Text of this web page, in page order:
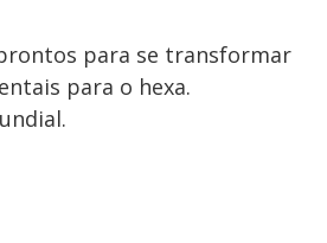
para se transformar
para o hexa.